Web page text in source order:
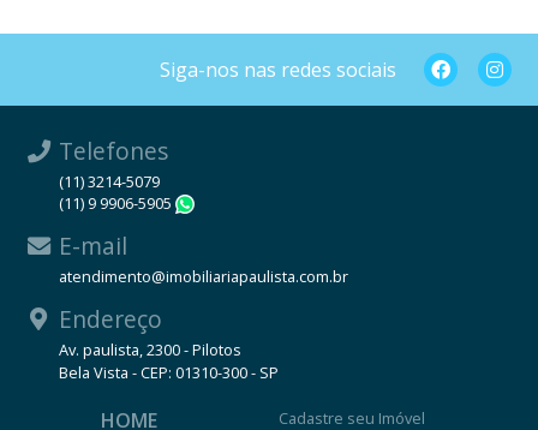
Siga-nos nas redes sociais
Telefones
(11) 3214-5079
(11) 9 9906-5905
E-mail
atendimento@imobiliariapaulista.com.br
Endereço
Av. paulista, 2300 - Pilotos
Bela Vista - CEP: 01310-300 - SP
HOME Cadastre seu Imóvel